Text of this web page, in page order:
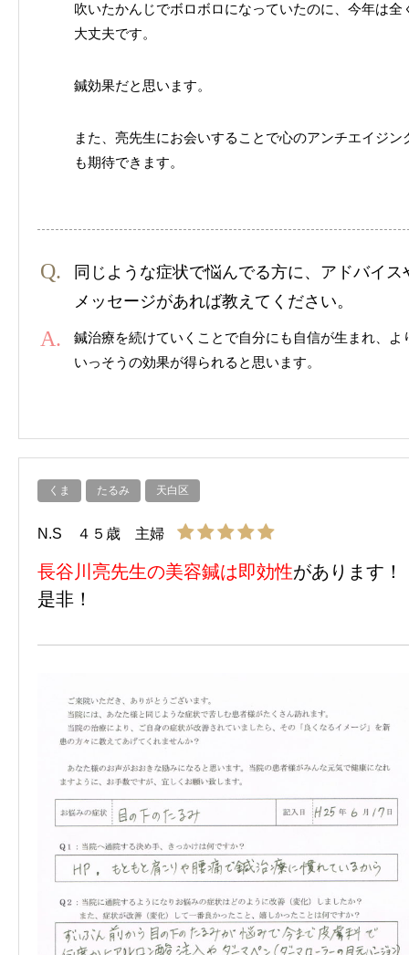
吹いたかんじでボロボロになっていたのに、今年は全
大丈夫です。
鍼効果だと思います。
また、亮先生にお会いすることで心のアンチエイジン
も期待できます。
同じような症状で悩んでる方に、アドバイス
メッセージがあれば教えてください。
鍼治療を続けていくことで自分にも自信が生まれ、よ
いっそうの効果が得られると思います。
くま たるみ 天白区
N.S ４５歳 主婦
長谷川亮先生の美容鍼は即効性があります！
是非！